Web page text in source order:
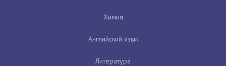
Химия
Английский язык
Литература